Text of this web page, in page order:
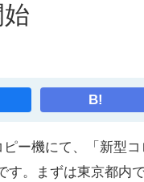
B!
ー機にて、「新型
す。まずは東京都内